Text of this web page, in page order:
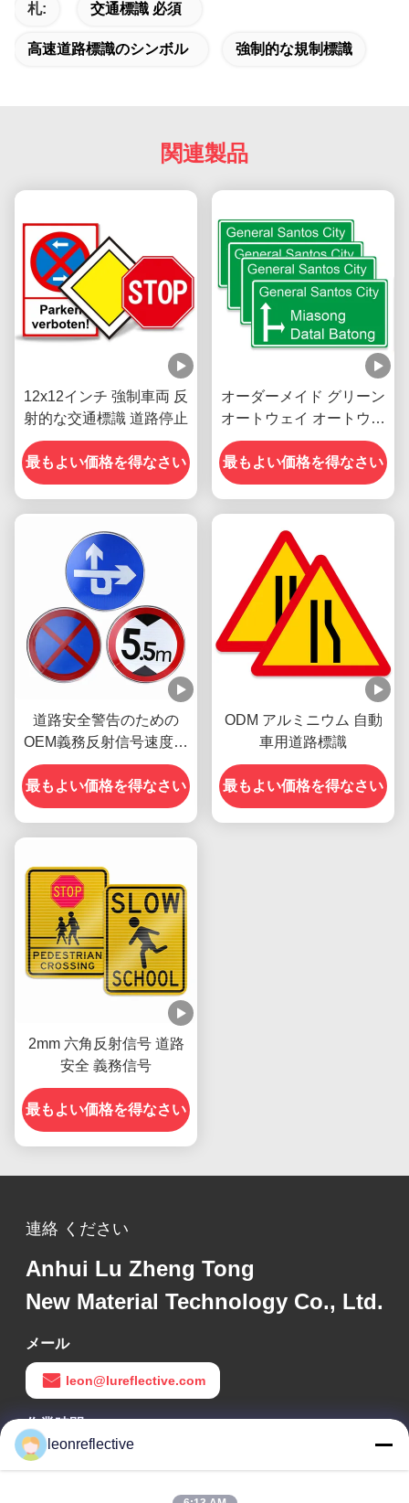
札: 交通標識 必須
高速道路標識のシンボル 強制的な規制標識
関連製品
12x12インチ 強制車両 反
射的な交通標識 道路停止
最もよい価格を得なさい
オーダーメイド グリーン
オートウェイ オートウェ
イ シグナル シンボル 交
通 主要道路 シグナル
最もよい価格を得なさい
道路安全警告のための
OEM義務反射信号速度制
限
最もよい価格を得なさい
ODM アルミニウム 自動
車用道路標識
最もよい価格を得なさい
2mm 六角反射信号 道路
安全 義務信号
最もよい価格を得なさい
連絡 ください
Anhui Lu Zheng Tong
New Material Technology Co., Ltd.
メール
leon@lureflective.com
作業時間
9:00-18:00
leonreflective